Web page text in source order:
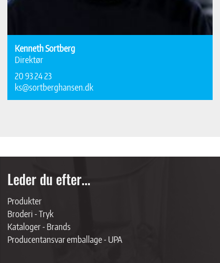
Kenneth Sortberg
Direktør
20 93 24 23
ks@sortberghansen.dk
Leder du efter...
Produkter
Broderi - Tryk
Kataloger - Brands
Producentansvar emballage - UPA